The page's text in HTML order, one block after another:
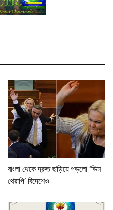
বাংলা থেকে দ্রুত ছড়িয়ে পড়লো ‘ডিম
থেরাপি’ বিদেশেও